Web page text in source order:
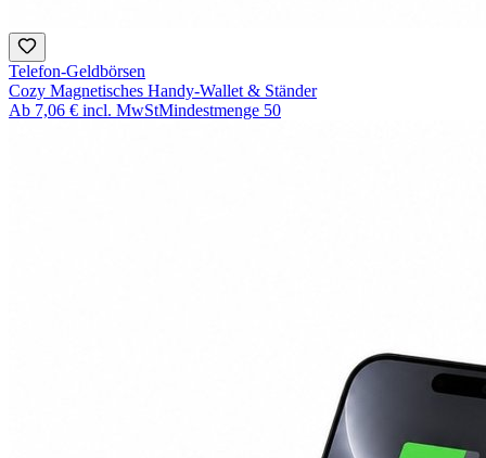
Telefon-Geldbörsen
Cozy Magnetisches Handy-Wallet & Ständer
Ab 7,06 € incl. MwStMindestmenge 50